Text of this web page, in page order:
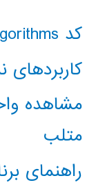
کد classical AI search algorithms
کاربردهای
مشاهده
متلب
راهنمای